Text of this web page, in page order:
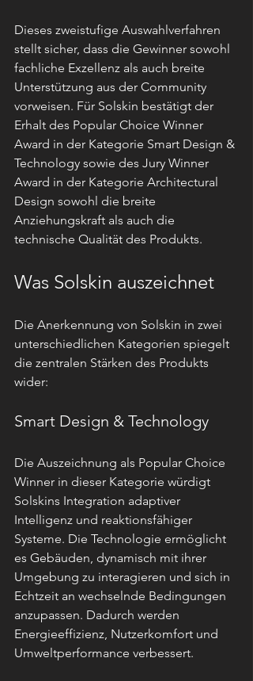
Dieses zweistufige Auswahlverfahren
stellt sicher, dass die Gewinner sowohl
fachliche Exzellenz als auch breite
Unterstützung aus der Community
vorweisen. Für Solskin bestätigt der
Erhalt des Popular Choice Winner
Award in der Kategorie Smart Design &
Technology sowie des Jury Winner
Award in der Kategorie Architectural
Design sowohl die breite
Anziehungskraft als auch die
technische Qualität des Produkts.
Was Solskin auszeichnet
Die Anerkennung von Solskin in zwei
unterschiedlichen Kategorien spiegelt
die zentralen Stärken des Produkts
wider:
Smart Design & Technology
Die Auszeichnung als Popular Choice
Winner in dieser Kategorie würdigt
Solskins Integration adaptiver
Intelligenz und reaktionsfähiger
Systeme. Die Technologie ermöglicht
es Gebäuden, dynamisch mit ihrer
Umgebung zu interagieren und sich in
Echtzeit an wechselnde Bedingungen
anzupassen. Dadurch werden
Energieeffizienz, Nutzerkomfort und
Umweltperformance verbessert.